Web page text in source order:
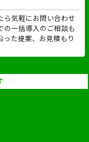
ら気軽にお問い合わせ
の一括導入のご相談も
た提案、お見積もり